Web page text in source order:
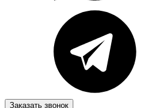
Заказать звонок